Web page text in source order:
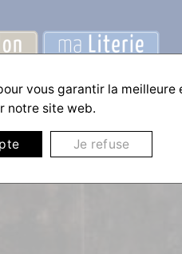
vous garantir la meilleure
notre site web.
Je refuse